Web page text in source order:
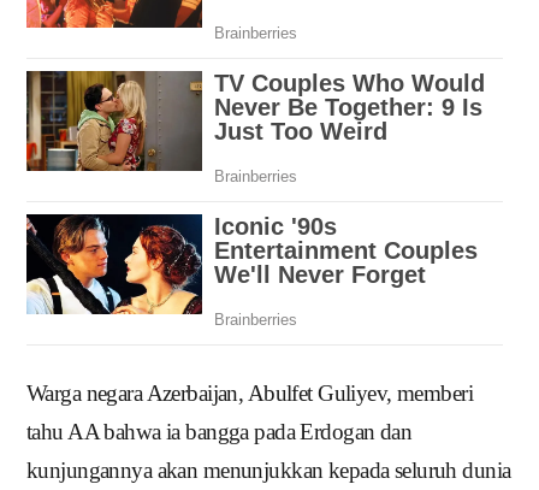
Warga negara Azerbaijan, Abulfet Guliyev, memberi
tahu AA bahwa ia bangga pada Erdogan dan
kunjungannya akan menunjukkan kepada seluruh dunia